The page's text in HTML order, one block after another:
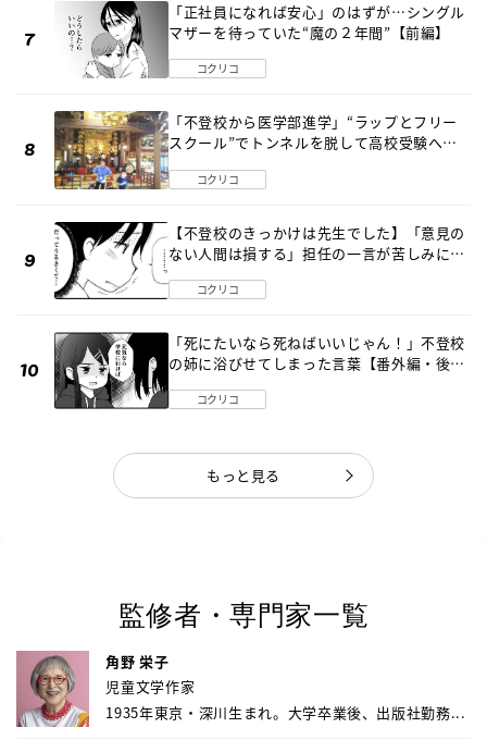
「正社員になれば安心」のはずが…シングル
マザーを待っていた“魔の２年間”【前編】
コクリコ
「不登校から医学部進学」“ラップとフリー
スクール”でトンネルを脱して高校受験へ
コクリコ
【不登校のきっかけは先生でした】「意見の
ない人間は損する」担任の一言が苦しみに…
コクリコ
「死にたいなら死ねばいいじゃん！」不登校
の姉に浴びせてしまった言葉【番外編・後
コクリコ
もっと見る
監修者・専門家一覧
角野 栄子
児童文学作家
1935年東京・深川生まれ。大学卒業後、出版社勤務...